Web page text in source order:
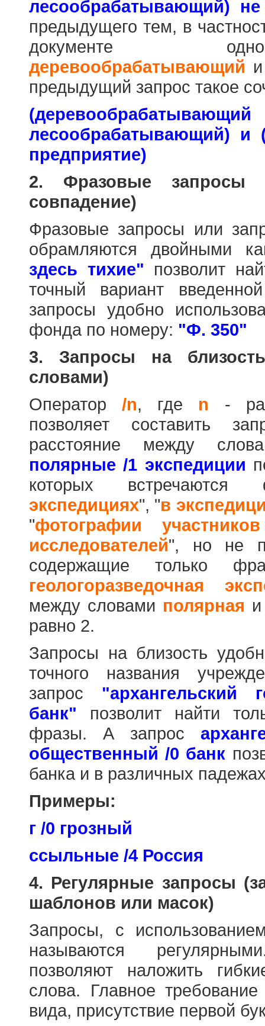
лесообрабатывающий) не
предыдущего тем, в
документе
деревообрабатывающий
предыдущий запрос такое
лесообрабатывающий) и
предприятие)
2. Фразовые запросы
совпадение)
Фразовые запросы или
обрамляются двойными
здесь тихие" позволит
точный вариант
запросы удобно
фонда по номеру: "Ф. 350"
3. Запросы на
словами)
Оператор/n, где n -
позволяет составить
расстояние между
полярные /1 экспедиции
которых
экспедициях", "в
"фотографии
исследователей", но не
содержащие только
геологоразведочная
между словами полярная
равно 2.
Запросы на близость
точного названия
запрос "архангельский
банк" позволит найти
фразы. А запрос
общественный /0 банк
банка и в различных
Примеры:
г /0 грозный
ссыльные /4 Россия
4. Регулярные запросы
шаблонов или масок)
Запросы, с
называются
позволяют наложить
слова. Главное
вида, присутствие первой